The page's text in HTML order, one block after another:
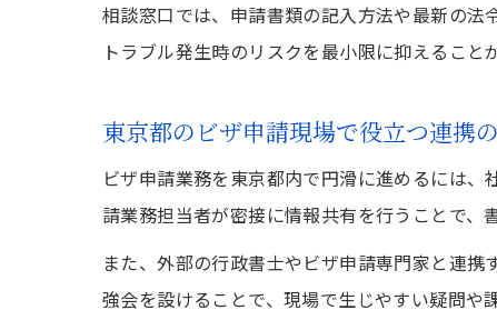
相談窓口では、申請書類の記入方法や最新の法
トラブル発生時のリスクを最小限に抑えること
東京都のビザ申請現場で役立つ連携
ビザ申請業務を東京都内で円滑に進めるには
請業務担当者が密接に情報共有を行うことで、
また、外部の行政書士やビザ申請専門家と連
強会を設けることで、現場で生じやすい疑問や